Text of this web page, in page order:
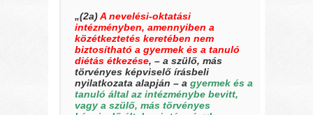
„(2a)A nevelési-oktatási
intézményben, amennyiben a
közétkeztetés keretében nem
biztosítható a gyermek és a tanuló
diétás étkezése, – a szülő, más
törvényes képviselő írásbeli
nyilatkozata alapján – agyermek és a
tanuló által az intézménybe bevitt,
vagy a szülő, más törvényes